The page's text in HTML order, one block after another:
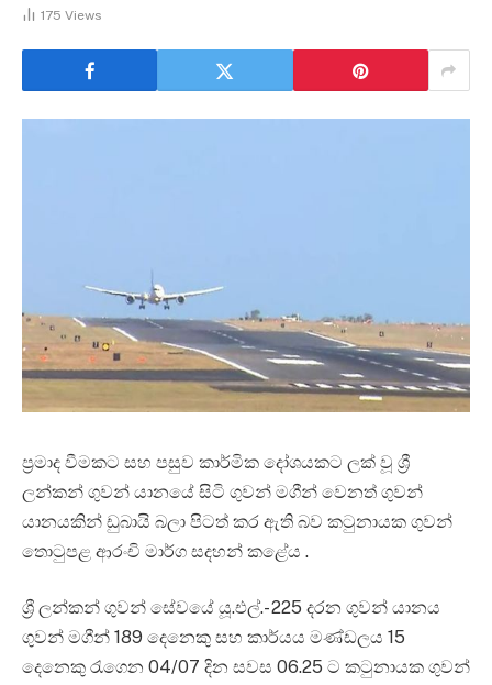
175 Views
ප්‍රමාද වීමකට සහ පසුව කාර්මික දෝශයකට ලක් වූ ශ්‍රී
ලන්කන් ගුවන් යානයේ සිටි ගුවන් මගීන් වෙනත් ගුවන්
යානයකින් ඩුබායි බලා පිටත් කර ඇති බව කටුනායක ගුවන්
තොටුපළ ආරංචි මාර්ග සදහන් කළේය .
ශ්‍රී ලන්කන් ගුවන් සේවයේ යූ.එල්.- 225 දරන ගුවන් යානය
ගුවන් මගීන් 189 දෙනෙකු සහ කාර්යය මණ්ඩලය 15
දෙනෙකු රැගෙන 04/07 දින සවස 06.25 ට කටුනායක ගුවන්